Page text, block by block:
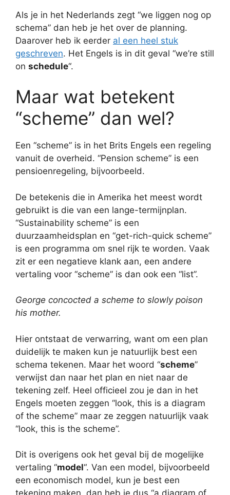
Als je in het Nederlands zegt “we liggen nog op
schema” dan heb je het over de planning.
Daarover heb ik eerder al een heel stuk
geschreven. Het Engels is in dit geval “we’re still
on schedule“.
Maar wat betekent
“scheme” dan wel?
Een “scheme” is in het Brits Engels een regeling
vanuit de overheid. “Pension scheme” is een
pensioenregeling, bijvoorbeeld.
De betekenis die in Amerika het meest wordt
gebruikt is die van een lange-termijnplan.
“Sustainability scheme” is een
duurzaamheidsplan en “get-rich-quick scheme”
is een programma om snel rijk te worden. Vaak
zit er een negatieve klank aan, een andere
vertaling voor “scheme” is dan ook een “list”.
George concocted a scheme to slowly poison
his mother.
Hier ontstaat de verwarring, want om een plan
duidelijk te maken kun je natuurlijk best een
schema tekenen. Maar het woord “scheme”
verwijst dan naar het plan en niet naar de
tekening zelf. Heel officieel zou je dan in het
Engels moeten zeggen “look, this is a diagram
of the scheme” maar ze zeggen natuurlijk vaak
“look, this is the scheme”.
Dit is overigens ook het geval bij de mogelijke
vertaling “model“. Van een model, bijvoorbeeld
een economisch model, kun je best een
tekening maken, dan heb je dus “a diagram of